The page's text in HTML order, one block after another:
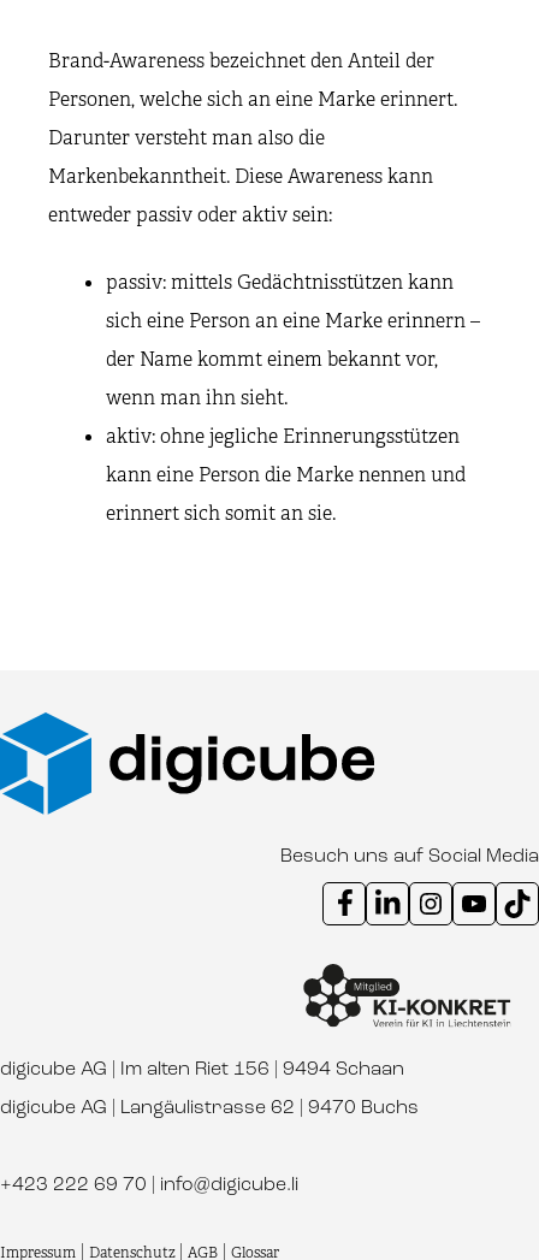
Brand-Awareness bezeichnet den Anteil der
Personen, welche sich an eine Marke erinnert.
Darunter versteht man also die
Markenbekanntheit. Diese Awareness kann
entweder passiv oder aktiv sein:
passiv: mittels Gedächtnisstützen kann
sich eine Person an eine Marke erinnern –
der Name kommt einem bekannt vor,
wenn man ihn sieht.
aktiv: ohne jegliche Erinnerungsstützen
kann eine Person die Marke nennen und
erinnert sich somit an sie.
Besuch uns auf Social Media
Instagram Kanal digicube
Youtube Kanal
digicube AG | Im alten Riet 156 | 9494 Schaan
digicube AG | Langäulistrasse 62 | 9470 Buchs
+423 222 69 70 info@digicube.li
Impressum Datenschutz AGB Glossar